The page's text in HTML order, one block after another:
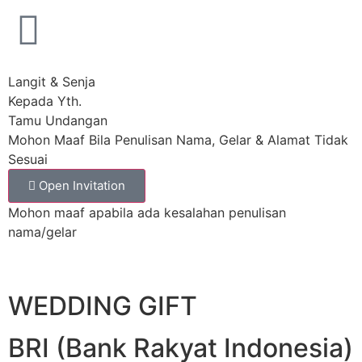
ASTRI AINUN KABILA, S.H
AINUL MARDIYAH SHALIKA, S.H (inulcu)
Lancar sampai hari H sahabattt acuuuuu😘😘😘
ANNISA RAMADHANI MASSI
MasyaAllah semoga lancar sampai hari Halalnya fira😇
🤲🏻🤍🕊️✨
ENY INGRID, S.Kom
Langit & Senja
Kepada Yth.
Tamu Undangan
Mohon Maaf Bila Penulisan Nama, Gelar & Alamat Tidak
Sesuai
Open Invitation
Mohon maaf apabila ada kesalahan penulisan
nama/gelar
WEDDING GIFT
BRI (Bank Rakyat Indonesia)